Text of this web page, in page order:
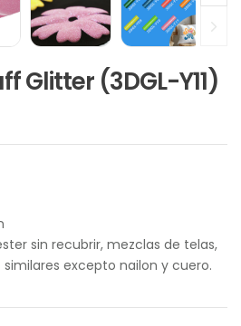
Glitter (3DGL-Y11)
sin recubrir, mezclas de telas,
excepto nailon y cuero.